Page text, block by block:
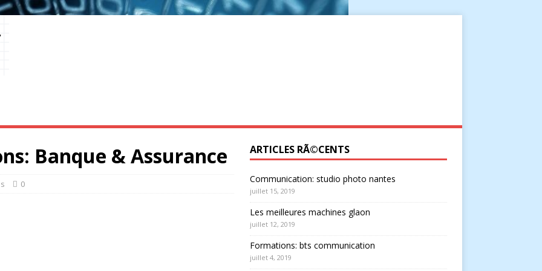
Banque & Assurance
0
ARTICLES RÃ©CENTS
Communication: studio photo nantes
juillet 15, 2019
Les meilleures machines glaon
juillet 12, 2019
Formations: bts communication
juillet 4, 2019